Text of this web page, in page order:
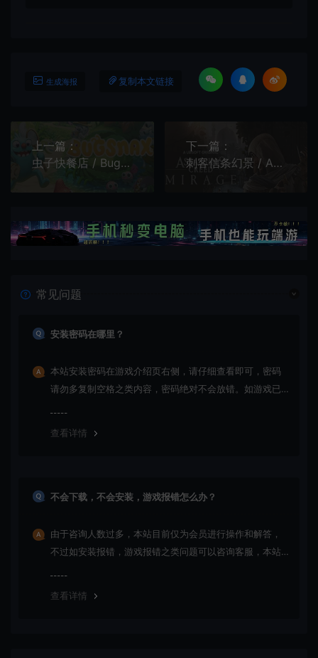
生成海报 复制本文链接
上一篇：
虫子快餐店 / Bugsnax 卡通岛屿冒险游戏
下一篇：
刺客信条幻景 / Assassins Creed Mirage 开放世界动作游戏
常见问题
安装密码在哪里？
本站安装密码在游戏介绍页右侧，请仔细查看即可，密码
请勿多复制空格之类内容，密码绝对不会放错。如游戏已
查看详情
不会下载，不会安装，游戏报错怎么办？
由于咨询人数过多，本站目前仅为会员进行操作和解答，
不过如安装报错，游戏报错之类问题可以咨询客服，本站
查看详情